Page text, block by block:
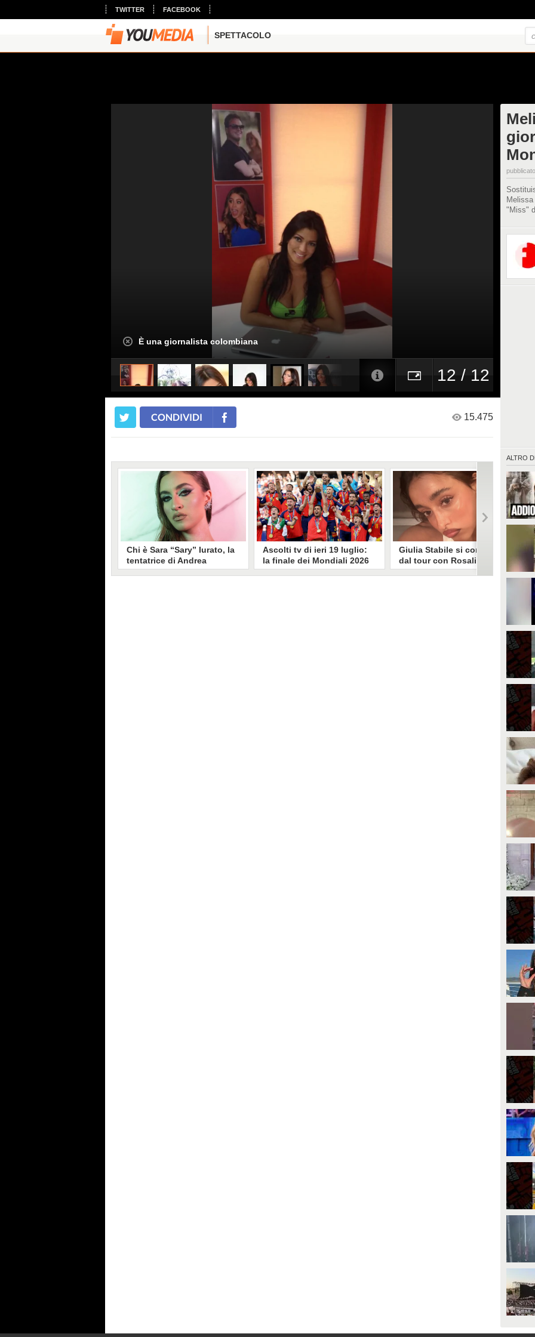
TWITTER FACEBOOK
SPETTACOLO
È una giornalista colombiana
12 / 12
"Miss"
ALTRO DI
CONDIVIDI 15.475
Chi è Sara “Sary” Iurato, la
tentatrice di Andrea
Petraroli a Temptation
Ascolti tv di ieri 19 luglio:
la finale dei Mondiali 2026
Spagna-Argentina
Giulia Stabile si confessa
dal tour con Rosalia: "Non
sono stata bene, costretta
altri. A volte è già dentro di noi".